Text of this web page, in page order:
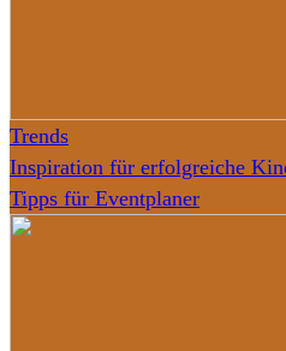
Trends
Inspiration für erfolgreiche
Tipps für Eventplaner